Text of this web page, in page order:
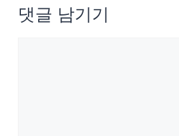
댓글 남기기